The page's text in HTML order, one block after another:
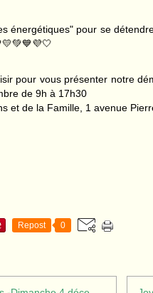
énergétiques" pour se
pour vous présenter notre
de 9h à 17h30
et de la Famille, 1 avenue
Repost 0